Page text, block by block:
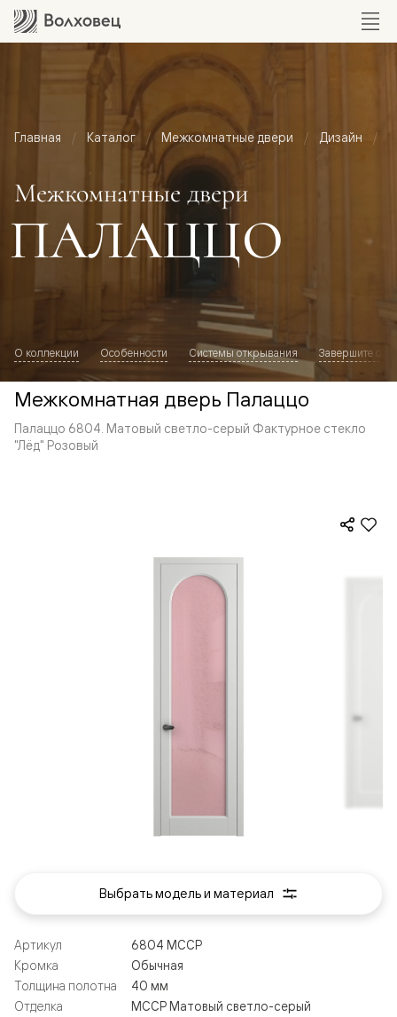
Главная Каталог Межкомнатные двери Дизайн
Межкомнатные двери
ПАЛАЦЦО
О коллекции Особенности Системы открывания Завершите
Межкомнатная дверь Палаццо
Палаццо 6804. Матовый светло-серый Фактурное стекло
"Лёд" Розовый
Артикул
6804 МССР
Кромка
Обычная
Толщина полотна
40 мм
Отделка
МССР Матовый светло-серый
Выбрать модель и материал